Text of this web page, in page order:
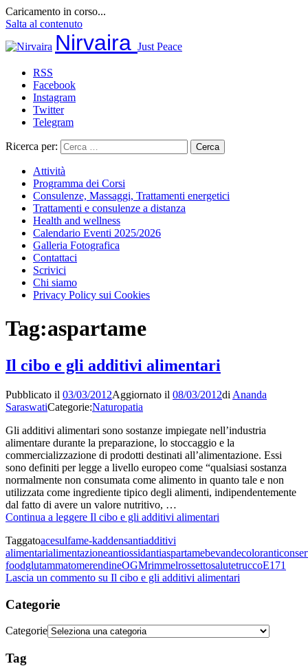
Caricamento in corso...
Salta al contenuto
Nirvaira Just Peace
RSS
Facebook
Instagram
Twitter
Telegram
Ricerca per:
Attività
Programma dei Corsi
Consulenze, Massaggi, Trattamenti energetici
Trattamenti e consulenze a distanza
Health and wellness
Calendario Eventi 2025/2026
Galleria Fotografica
Contattaci
Scrivici
Chi siamo
Privacy Policy sui Cookies
Tag:aspartame
Il cibo e gli additivi alimentari
Pubblicato il 03/03/2012Aggiornato il 08/03/2012di Ananda
SaraswatiCategorie:Naturopatia
Gli additivi alimentari sono sostanze impiegate nell’industria
alimentare durante la preparazione, lo stoccaggio e la
commercializzazione di prodotti destinati all’alimentazione. Essi
sono definiti per legge a livello europeo come “qualsiasi sostanza
normalmente non consumata come alimento in quanto tale e non
utilizzata come ingrediente tipico degli alimenti, indipendentemente
dal fatto di avere un valore nutritivo, …
Continua a leggere Il cibo e gli additivi alimentari
Taggatoacesulfame-kaddensantiadditivi
alimentarialimentazioneantiossidantiaspartamebevandecoloranti
foodglutammatomerendineOGMrimmelrossettosalutetruccoЕ171
Lascia un commento su Il cibo e gli additivi alimentari
Categorie
Categorie
Tag